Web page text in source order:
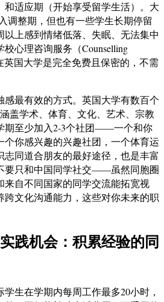
和适应期（开始享受留学生活）。大
调整期，但也有一些学生长期停留
上感到情绪低落、失眠、无法集中
心理咨询服务（Counselling
国大学是完全免费且保密的，不需
感最有效的方式。英国大学有数百个
盖学术、体育、文化、艺术、宗教
期至少加入2-3个社团——一个和你
个你感兴趣的兴趣社团，一个体育运
同道合朋友的最好途径，也是丰富
要只和中国同学社交——虽然同胞圈
来自不同国家的同学交流能拓宽视
跨文化沟通能力，这些对你未来的职
践机会：积累经验的同
生在学期内每周工作最多20小时，